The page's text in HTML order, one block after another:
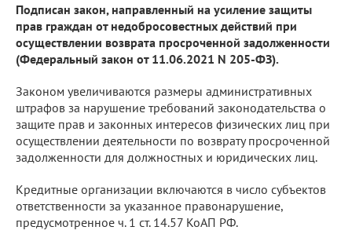
Подписан закон, направленный на усиление защиты
прав граждан от недобросовестных действий при
осуществлении возврата просроченной задолженности
(Федеральный закон от 11.06.2021 N 205-ФЗ).
Законом увеличиваются размеры административных
штрафов за нарушение требований законодательства о
защите прав и законных интересов физических лиц при
осуществлении деятельности по возврату просроченной
задолженности для должностных и юридических лиц.
Кредитные организации включаются в число субъектов
ответственности за указанное правонарушение,
предусмотренное ч. 1 ст. 14.57 КоАП РФ.